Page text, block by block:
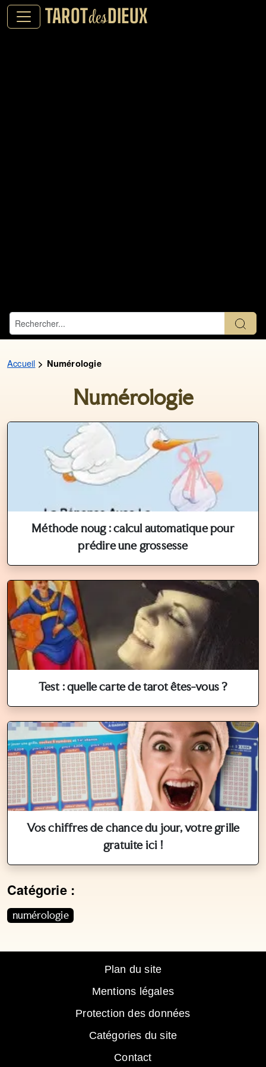
TAROTdesDIEUX
Accueil Numérologie
Numérologie
Méthode noug : calcul automatique pour
prédire une grossesse
Test : quelle carte de tarot êtes-vous ?
Vos chiffres de chance du jour, votre grille
gratuite ici !
Catégorie :
Cet article appartient aux catégories suivantes. Vous
numérologie
Plan du site
Mentions légales
Protection des données
Catégories du site
Contact